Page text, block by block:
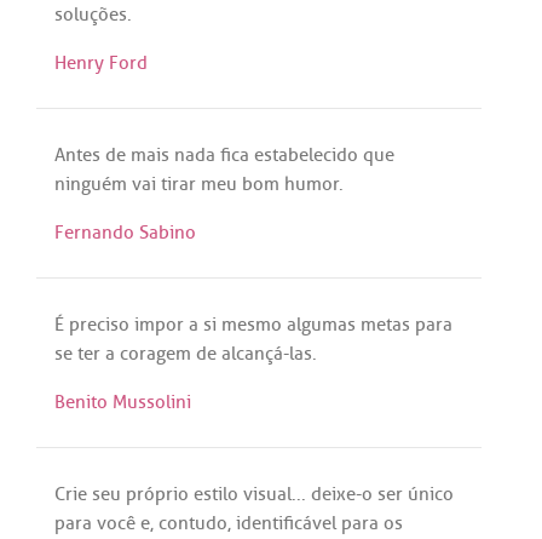
soluções.
Henry Ford
Antes de mais nada fica estabelecido que
ninguém vai tirar meu bom humor.
Fernando Sabino
É preciso impor a si mesmo algumas metas para
se ter a coragem de alcançá-las.
Benito Mussolini
Crie seu próprio estilo visual... deixe-o ser único
para você e, contudo, identificável para os